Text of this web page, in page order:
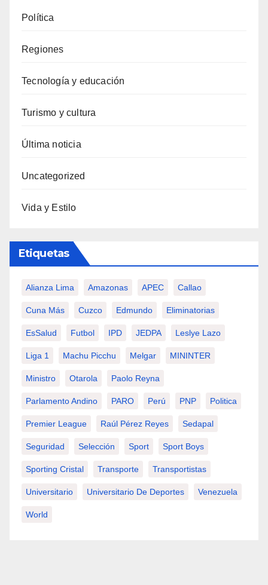
Política
Regiones
Tecnología y educación
Turismo y cultura
Última noticia
Uncategorized
Vida y Estilo
Etiquetas
Alianza Lima Amazonas APEC Callao
Cuna Más Cuzco Edmundo Eliminatorias
EsSalud Futbol IPD JEDPA Leslye Lazo
Liga 1 Machu Picchu Melgar MININTER
Ministro Otarola Paolo Reyna
Parlamento Andino PARO Perú PNP Politica
Premier League Raúl Pérez Reyes Sedapal
Seguridad Selección Sport Sport Boys
Sporting Cristal Transporte Transportistas
Universitario Universitario De Deportes Venezuela
World